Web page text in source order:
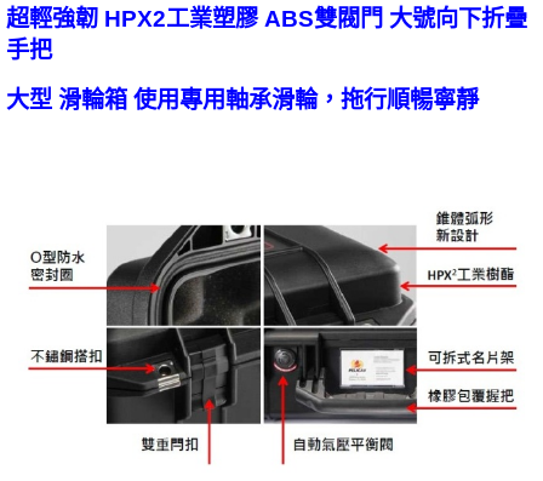
超輕強韌 HPX2工業塑膠 ABS雙閥門 大號向下折疊
手把
大型 滑輪箱 使用專用軸承滑輪，拖行順暢寧靜